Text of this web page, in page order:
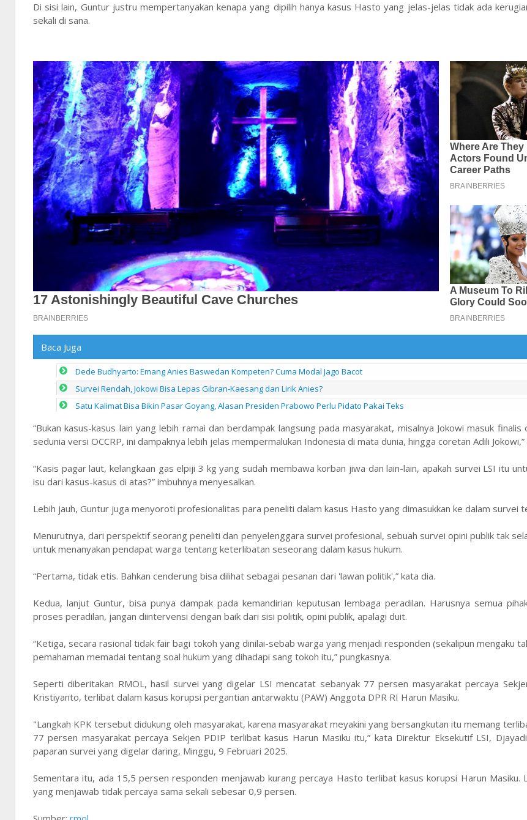
Di sisi lain, Guntur justru mempertanyakan kenapa yang dipilih hanya kasus Hasto yang jelas-jelas tidak ada
sekali di sana.
Baca Juga
Dede Budhyarto: Emang Anies Baswedan Kompeten? Cuma Modal Jago Bacot
Survei Rendah, Jokowi Bisa Lepas Gibran-Kaesang dan Lirik Anies?
Satu Kalimat Bisa Bikin Pasar Goyang, Alasan Presiden Prabowo Perlu Pidato Pakai Teks
“Bukan kasus-kasus lain yang lebih ramai dan berdampak langsung pada masyarakat, misalnya Jokowi masuk
sedunia versi OCCRP, ini dampaknya lebih jelas mempermalukan Indonesia di mata dunia, hingga coretan Adili
“Kasis pagar laut, kelangkaan gas elpiji 3 kg yang sudah membawa korban jiwa dan lain-lain, apakah survei LSI itu
isu dari kasus-kasus di atas?” imbuhnya menyesalkan.
Lebih jauh, Guntur juga menyoroti profesionalitas para peneliti dalam kasus Hasto yang dimasukkan ke dalam survei
Menurutnya, dari perspektif seorang peneliti dan penyelenggara survei profesional, sebuah survei opini publik tak
untuk menanyakan pendapat warga tentang keterlibatan seseorang dalam kasus hukum.
“Pertama, tidak etis. Bahkan cenderung bisa dilihat sebagai pesanan dari 'lawan politik',” kata dia.
Kedua, lanjut Guntur, bisa punya dampak pada kemandirian keputusan lembaga peradilan. Harusnya semua
proses peradilan, jangan diintervensi dengan baik dari sisi politik, opini publik, apalagi duit.
“Ketiga, secara rasional tidak fair bagi tokoh yang dinilai-sebab warga yang menjadi responden (sekalipun mengaku
pemahaman memadai tentang soal hukum yang dihadapi sang tokoh itu,” pungkasnya.
Seperti diberitakan RMOL, hasil survei yang digelar LSI mencatat sebanyak 77 persen masyarakat percaya
Kristiyanto, terlibat dalam kasus korupsi pergantian antarwaktu (PAW) Anggota DPR RI Harun Masiku.
"Langkah KPK tersebut didukung oleh masyarakat, karena masyarakat meyakini yang bersangkutan itu memang
77 persen masyarakat percaya Sekjen PDIP terlibat kasus Harun Masiku itu,” kata Direktur Eksekutif LSI,
paparan survei yang digelar daring, Minggu, 9 Februari 2025.
Sementara itu, ada 15,5 persen responden menjawab kurang percaya Hasto terlibat kasus korupsi Harun Masiku.
yang menjawab tidak percaya sama sekali sebesar 0,9 persen.